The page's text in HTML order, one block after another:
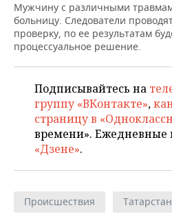
КИБЕРСПОРТ
ВОДНЫЕ ВИДЫ СПОРТА
ХОККЕЙ С МЯЧОМ
КУЛЬТУРА
ОБРАЗОВАНИЕ
ПРОИСШЕСТВИЯ
СПИСОК КОМПАНИЙ
Мужчину с различными
больницу. Следователи
проверку, по ее результатам
процессуальное решение.
Подписывайтесь на
группу «ВКонтакте»,
страницу в
времени». Ежедневные
«Дзене».
Происшествия Татарстан